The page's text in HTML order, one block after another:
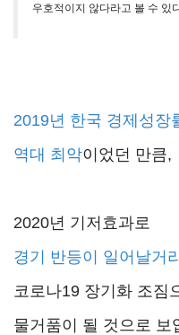
우호적이지 않다라고 볼 수 있
2019년 한국 경제성장
역대 최악이었던 만큼,
2020년 기저효과로
경기 반등이 일어날거
코로나19 장기화 조짐
물거품이 될 것으로 보